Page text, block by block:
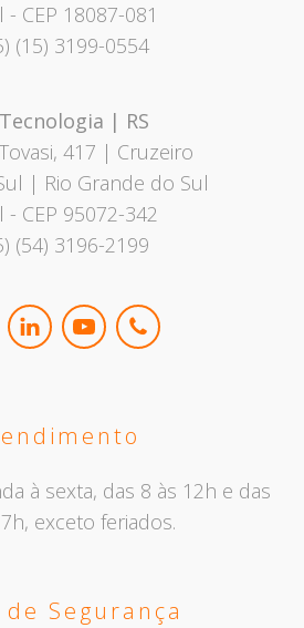
- CEP 18087-081
(15) 3199-0554
| RS
417 | Cruzeiro
| Rio Grande do Sul
- CEP 95072-342
(54) 3196-2199
à sexta, das 8 às 12h e das
exceto feriados.
de Segurança